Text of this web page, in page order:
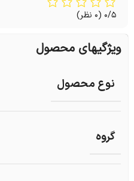
0/5 (0 نظر)
ویژگیهای محصول
نوع محصول
گروه